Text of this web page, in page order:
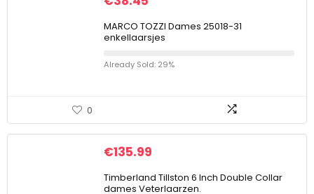
MARCO TOZZI Dames 25018-31
enkellaarsjes
Already Sold: 29%
0
€135.99
Timberland Tillston 6 Inch Double Collar
dames Veterlaarzen.